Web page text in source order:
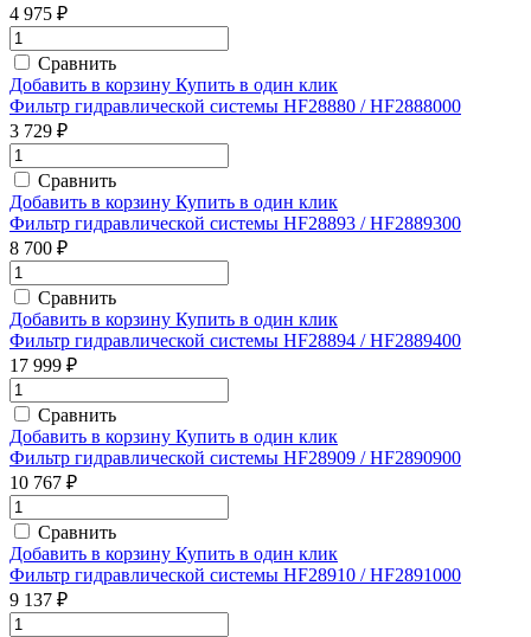
4 975 ₽
Сравнить
Добавить в корзину Купить в один клик
Фильтр гидравлической системы HF28880 / HF2888000
3 729 ₽
Сравнить
Добавить в корзину Купить в один клик
Фильтр гидравлической системы HF28893 / HF2889300
8 700 ₽
Сравнить
Добавить в корзину Купить в один клик
Фильтр гидравлической системы HF28894 / HF2889400
17 999 ₽
Сравнить
Добавить в корзину Купить в один клик
Фильтр гидравлической системы HF28909 / HF2890900
10 767 ₽
Сравнить
Добавить в корзину Купить в один клик
Фильтр гидравлической системы HF28910 / HF2891000
9 137 ₽